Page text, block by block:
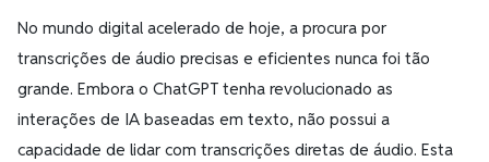
No mundo digital acelerado de hoje, a procura por
transcrições de áudio precisas e eficientes nunca foi tão
grande. Embora o ChatGPT tenha revolucionado as
interações de IA baseadas em texto, não possui a
capacidade de lidar com transcrições diretas de áudio. Esta